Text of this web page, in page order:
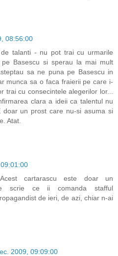
08:56:00
talanti - nu pot trai cu urmarile
Basescu si sperau la mai mult
sa ne puna pe Basescu in
munca sa o faca fraierii pe care i-
trai cu consecintele alegerilor lor...
clara a ideii ca talentul nu
doar un prost care nu-si asuma si
Atat.
cartarascu este doar un
scrie ce ii comanda stafful
de ieri, de azi, chiar n-ai
2009, 09:09:00